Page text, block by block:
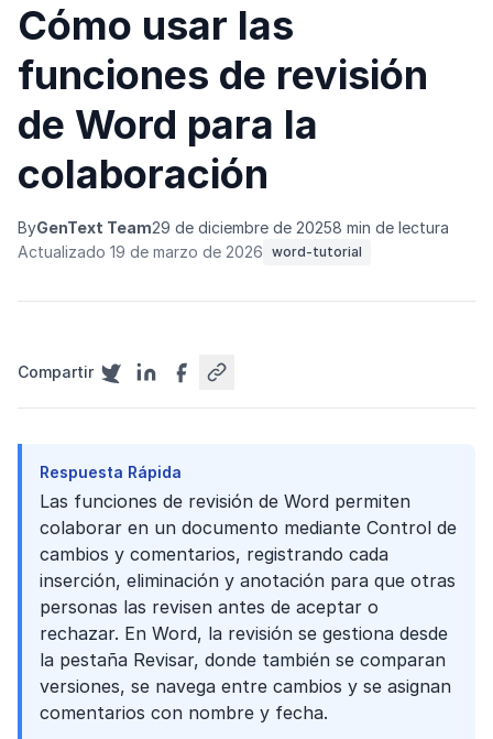
Cómo usar las
funciones de revisión
de Word para la
colaboración
ByGenText Team29 de diciembre de 20258 min de lectura
Actualizado 19 de marzo de 2026 word-tutorial
Compartir
Respuesta Rápida
Las funciones de revisión de Word permiten
colaborar en un documento mediante Control de
cambios y comentarios, registrando cada
inserción, eliminación y anotación para que otras
personas las revisen antes de aceptar o
rechazar. En Word, la revisión se gestiona desde
la pestaña Revisar, donde también se comparan
versiones, se navega entre cambios y se asignan
comentarios con nombre y fecha.